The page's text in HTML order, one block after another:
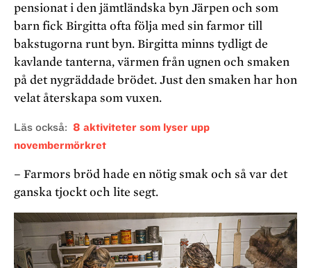
pensionat i den jämtländska byn Järpen och som
barn fick Birgitta ofta följa med sin farmor till
bakstugorna runt byn. Birgitta minns tydligt de
kavlande tanterna, värmen från ugnen och smaken
på det nygräddade brödet. Just den smaken har hon
velat återskapa som vuxen.
Läs också
8 aktiviteter som lyser upp
novembermörkret
– Farmors bröd hade en nötig smak och så var det
ganska tjockt och lite segt.